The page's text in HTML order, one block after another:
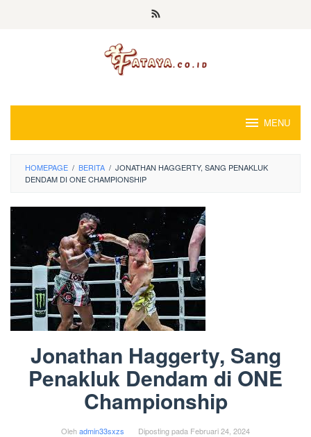
MENU
HOMEPAGE / BERITA / JONATHAN HAGGERTY, SANG PENAKLUK
DENDAM DI ONE CHAMPIONSHIP
Jonathan Haggerty, Sang
Penakluk Dendam di ONE
Championship
Olehadmin33sxzs Diposting pada Februari 24, 2024